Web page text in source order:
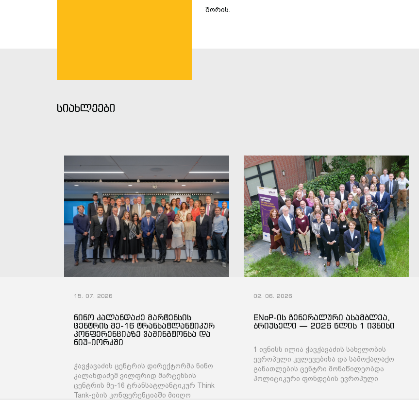
შორის.
სიახლეები
15. 07. 2026
ნინო კალანდაძე მარტენსის
ცენტრის მე-16 ტრანსატლანტიკურ
კონფერენციაზე ვაშინგტონსა და
ნიუ-იორკში
ჭავჭავაძის ცენტრის დირექტორმა ნინო
კალანდაძემ ვილფრიდ მარტენსის
ცენტრის მე-16 ტრანსატლანტიკურ Think
Tank-ების კონფერენციაში მიიღო
02. 06. 2026
ENoP-ის გენერალური ასამბლეა,
ბრიუსელი — 2026 წლის 1 ივნისი
1 ივნისს ილია ჭავჭავაძის სახელობის
ევროპული კვლევებისა და სამოქალაქო
განათლების ცენტრი მონაწილეობდა
პოლიტიკური ფონდების ევროპული